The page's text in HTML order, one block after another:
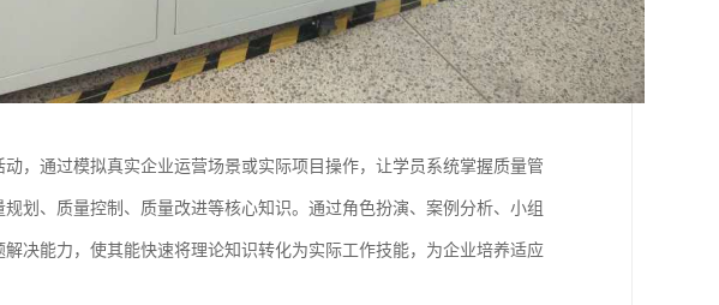
，通过模拟真实企业运营场景或实际项目操作，让学员系统掌握质量管
划、质量控制、质量改进等核心知识。通过角色扮演、案例分析、小组
决能力，使其能快速将理论知识转化为实际工作技能，为企业培养适应